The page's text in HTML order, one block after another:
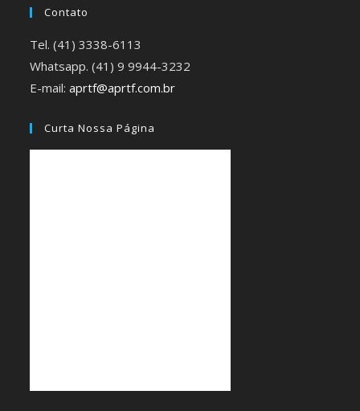
Contato
Tel. (41) 3338-6113
Whatsapp. (41) 9 9944-3232
E-mail:aprtf@aprtf.com.br
Curta Nossa Página